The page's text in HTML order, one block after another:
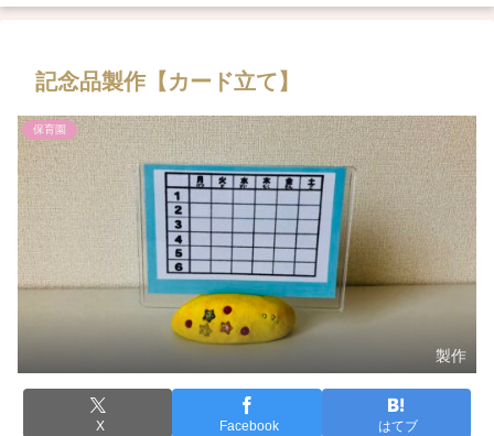
記念品製作【カード立て】
保育園
製作
X Facebook はてブ